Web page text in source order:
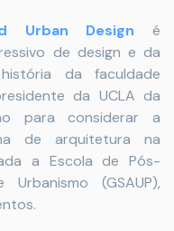
Urban Design é
de design e da
da faculdade
da UCLA da
para considerar a
de arquitetura na
a Escola de Pós-
(GSAUP),